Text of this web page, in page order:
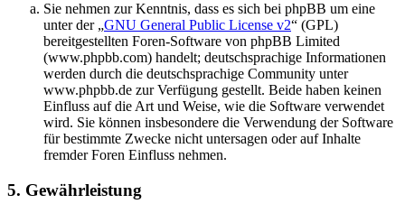
Sie nehmen zur Kenntnis, dass es sich bei phpBB um eine
unter der „GNU General Public License v2“ (GPL)
bereitgestellten Foren-Software von phpBB Limited
(www.phpbb.com) handelt; deutschsprachige Informationen
werden durch die deutschsprachige Community unter
www.phpbb.de zur Verfügung gestellt. Beide haben keinen
Einfluss auf die Art und Weise, wie die Software verwendet
wird. Sie können insbesondere die Verwendung der Software
für bestimmte Zwecke nicht untersagen oder auf Inhalte
fremder Foren Einfluss nehmen.
5. Gewährleistung